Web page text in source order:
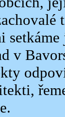
v